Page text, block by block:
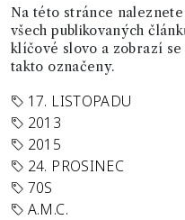
Na této stránce
všech publikovaných
klíčové slovo a zobrazí
takto označeny.
17. LISTOPADU
2013
2015
24. PROSINEC
70S
A.M.C.